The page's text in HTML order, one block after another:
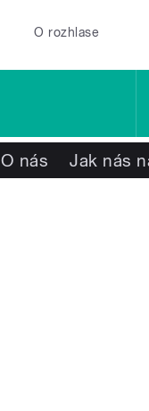
O rozhlase
O nás Jak nás